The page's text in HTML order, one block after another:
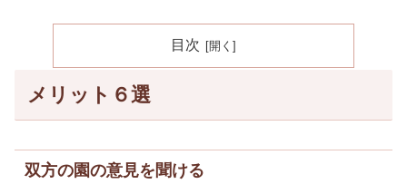
目次
メリット６選
双方の園の意見を聞ける